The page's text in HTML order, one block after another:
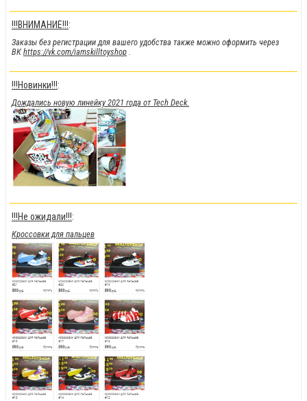
!!!ВНИМАНИЕ!!!:
Заказы без регистрации для вашего удобства также можно оформить через
ВКhttps://vk.com/iamskilltoyshop
!!!Новинки!!!:
Дождались новую линейку 2021 года от Tech Deck.
!!!Не ожидали!!!:
Кроссовки для пальцев